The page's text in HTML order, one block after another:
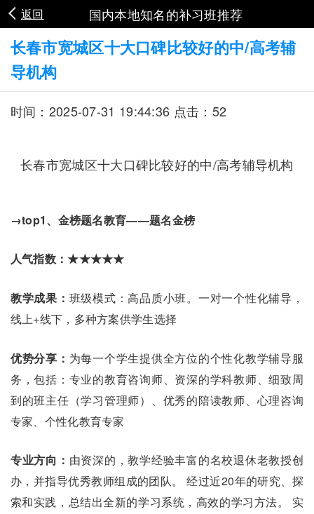
返回 国内本地知名的补习班推荐
长春市宽城区十大口碑比较好的中/高考辅
导机构
时间：2025-07-31 19:44:36 点击：52
长春市宽城区十大口碑比较好的中/高考辅导机构
→top1、金榜题名教育——题名金榜
人气指数：★★★★★
教学成果： 班级模式：高品质小班。一对一个性化辅导，
线上+线下，多种方案供学生选择
优势分享： 为每一个学生提供全方位的个性化教学辅导服
务，包括：专业的教育咨询师、资深的学科教师、细致周
到的班主任（学习管理师）、优秀的陪读教师、心理咨询
专家、个性化教育专家
专业方向： 由资深的，教学经验丰富的名校退休老教授创
办，并指导优秀教师组成的团队。 经过近20年的研究、探
索和实践，总结出全新的学习系统，高效的学习方法。 实